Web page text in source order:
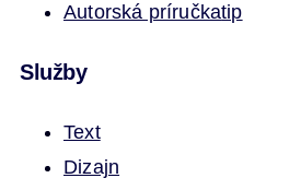
Autorská príručkatip
Služby
Text
Dizajn